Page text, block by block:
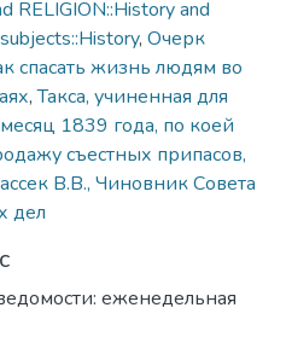
RELIGION::History and
, Очерк
спасать жизнь людям во
,Такса, учиненная для
1839 года, по коей
съестных припасов,
В.В., Чиновник Совета
дел
еженедельная